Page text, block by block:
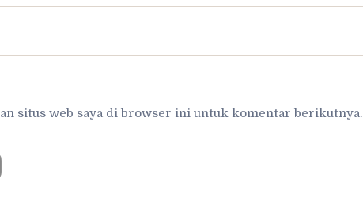
situs web saya di browser ini untuk komentar berikutnya.